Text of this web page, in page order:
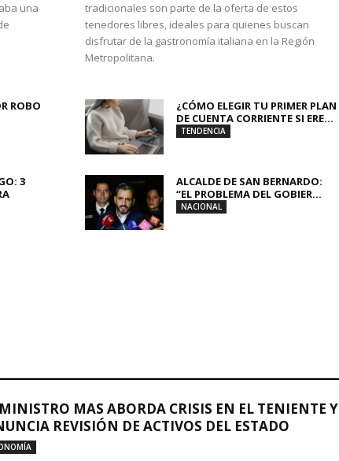
una
tradicionales son parte de la oferta de estos
tenedores libres, ideales para quienes buscan
disfrutar de la gastronomía italiana en la Región
Metropolitana.
ROBO
¿CÓMO ELEGIR TU PRIMER PLAN
DE CUENTA CORRIENTE SI ERE...
TENDENCIA
3
ALCALDE DE SAN BERNARDO:
“EL PROBLEMA DEL GOBIER...
NACIONAL
MAS ABORDA CRISIS EN EL TENIENTE Y
REVISIÓN DE ACTIVOS DEL ESTADO